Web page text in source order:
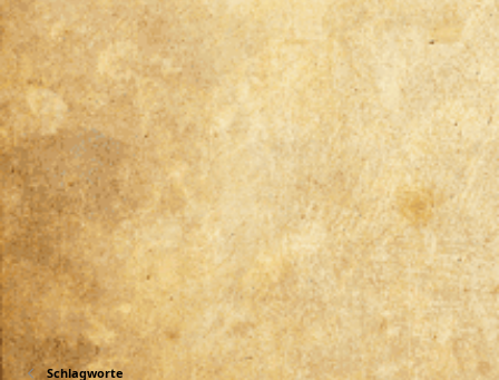
Schlagworte